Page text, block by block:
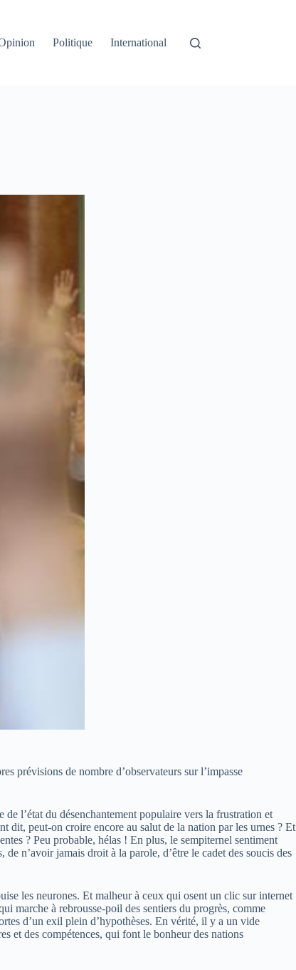
Politique International
prévisions de nombre d’observateurs sur l’impasse
l’état du désenchantement populaire vers la frustration et
dit, peut-on croire encore au salut de la nation par les urnes ? Et
? Peu probable, hélas ! En plus, le sempiternel sentiment
de n’avoir jamais droit à la parole, d’être le cadet des soucis des
les neurones. Et malheur à ceux qui osent un clic sur internet
marche à rebrousse-poil des sentiers du progrès, comme
d’un exil plein d’hypothèses. En vérité, il y a un vide
et des compétences, qui font le bonheur des nations